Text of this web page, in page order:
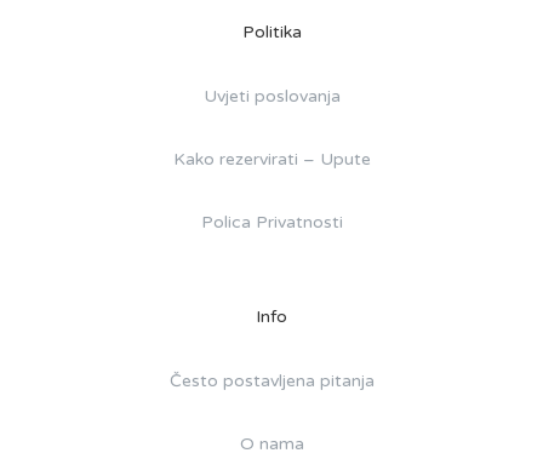
Politika
Uvjeti poslovanja
Kako rezervirati – Upute
Polica Privatnosti
Info
Često postavljena pitanja
O nama